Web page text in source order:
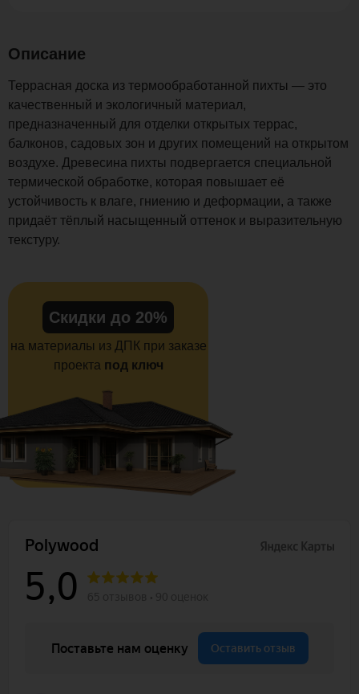
Описание
Террасная доска из термообработанной пихты — это
качественный и экологичный материал,
предназначенный для отделки открытых террас,
балконов, садовых зон и других помещений на открытом
воздухе. Древесина пихты подвергается специальной
термической обработке, которая повышает её
устойчивость к влаге, гниению и деформации, а также
придаёт тёплый насыщенный оттенок и выразительную
текстуру.
Скидки до 20%
на материалы из ДПК при заказе
проекта под ключ